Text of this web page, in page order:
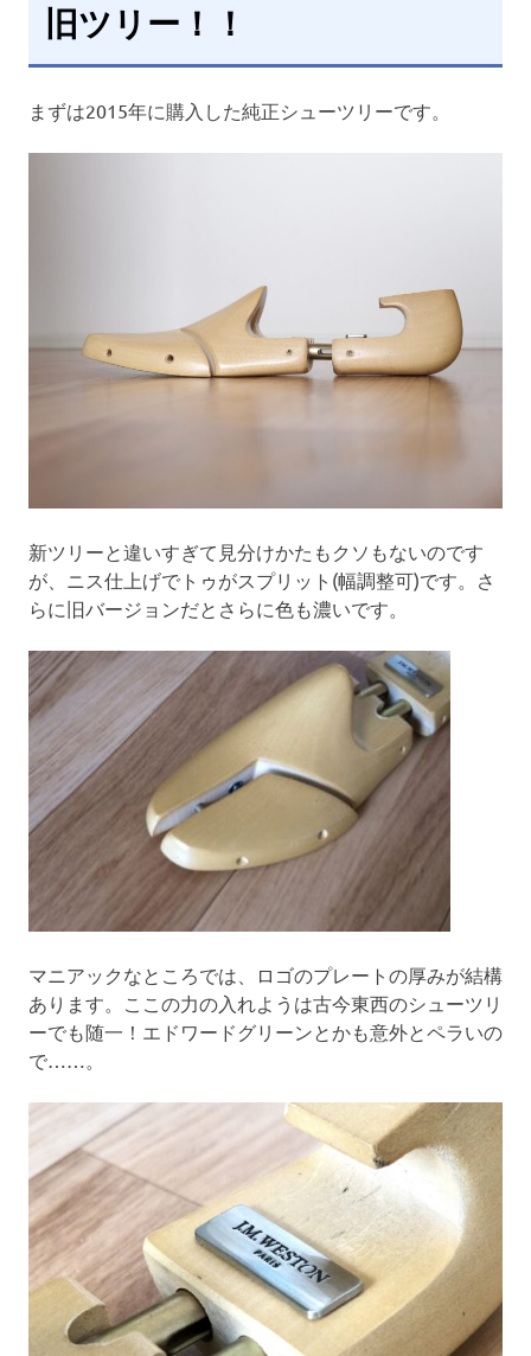
旧ツリー！！
まずは2015年に購入した純正シューツリーです。
新ツリーと違いすぎて見分けかたもクソもないのです
が、ニス仕上げでトゥがスプリット(幅調整可)です。さ
らに旧バージョンだとさらに色も濃いです。
マニアックなところでは、ロゴのプレートの厚みが結構
あります。ここの力の入れようは古今東西のシューツリ
ーでも随一！エドワードグリーンとかも意外とペラいの
で……。